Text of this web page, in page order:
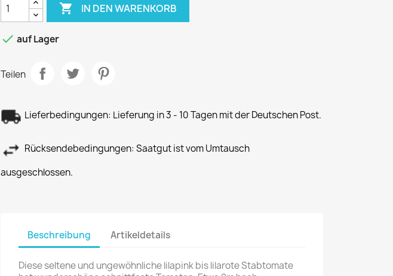
 IN DEN WARENKORB
 auf Lager
Teilen
Lieferbedingungen: Lieferung in 3 - 10 Tagen mit der Deutschen Post.
Rücksendebedingungen: Saatgut ist vom Umtausch
ausgeschlossen.
Beschreibung Artikeldetails
Diese seltene und ungewöhnliche lilapink bis lilarote Stabtomate